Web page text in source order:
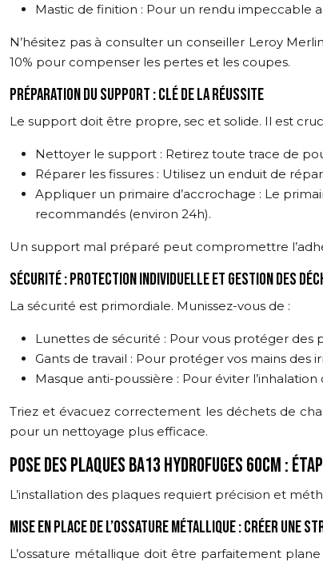
Mastic de finition : Pour un rendu impeccable
N’hésitez pas à consulter un conseiller Leroy
10% pour compenser les pertes et les coupes.
PRÉPARATION DU SUPPORT : CLÉ DE LA RÉUSSITE
Le support doit être propre, sec et solide. Il est
Nettoyer le support : Retirez toute trace de
Réparer les fissures : Utilisez un enduit de
Appliquer un primaire d’accrochage : Le
recommandés (environ 24h).
Un support mal préparé peut compromettre
SÉCURITÉ : PROTECTION INDIVIDUELLE ET GESTION DES
La sécurité est primordiale. Munissez-vous de :
Lunettes de sécurité : Pour vous protéger des
Gants de travail : Pour protéger vos mains des
Masque anti-poussière : Pour éviter
Triez et évacuez correctement les déchets de
pour un nettoyage plus efficace.
POSE DES PLAQUES BA13 HYDROFUGES 60CM :
L’installation des plaques requiert précision et
MISE EN PLACE DE L’OSSATURE MÉTALLIQUE : CRÉER UNE
L’ossature métallique doit être parfaitement